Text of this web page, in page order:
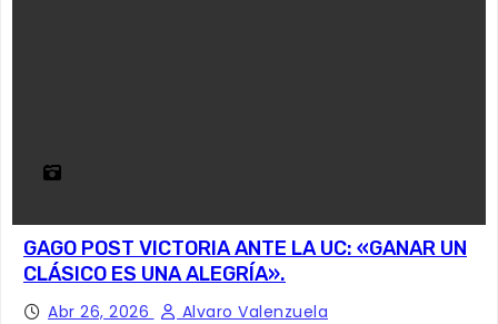
GAGO POST VICTORIA ANTE LA UC: «GANAR UN
CLÁSICO ES UNA ALEGRÍA».
Abr 26, 2026 Alvaro Valenzuela